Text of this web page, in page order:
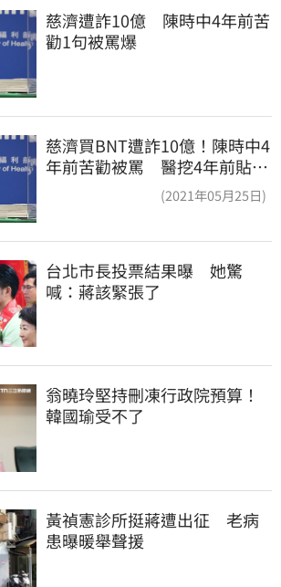
慈濟遭詐10億　陳時中4年前苦
勸1句被罵爆
慈濟買BNT遭詐10億！陳時中4
年前苦勸被罵 醫挖4年前貼
(2021年05月25日)
台北市長投票結果曝　她驚
喊：蔣該緊張了
翁曉玲堅持刪凍行政院預算！
韓國瑜受不了
黃禎憲診所挺蔣遭出征　老病
患曝暖舉聲援